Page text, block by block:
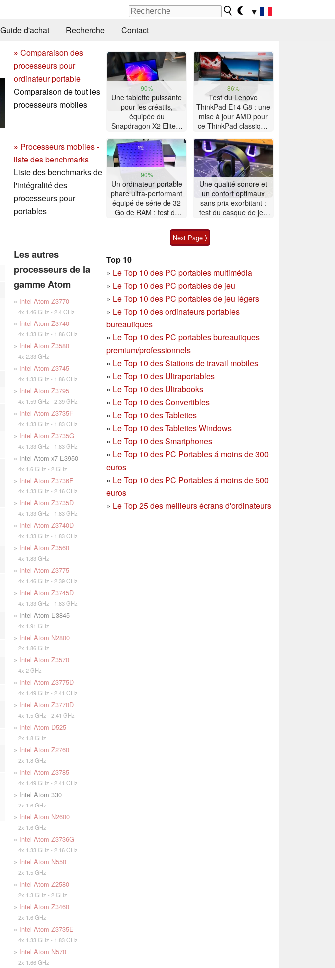
▼
Guide d'achat Recherche Contact
» Comparaison des
processeurs pour
ordinateur portable
Comparaison de tout les
processeurs mobiles
» Processeurs mobiles -
liste des benchmarks
Liste des benchmarks de
l'intégralité des
processeurs pour
portables
Les autres
processeurs de la
gamme Atom
» Intel Atom Z3770
4x 1.46 GHz - 2.4 GHz
» Intel Atom Z3740
4x 1.33 GHz - 1.86 GHz
» Intel Atom Z3580
4x 2.33 GHz
» Intel Atom Z3745
4x 1.33 GHz - 1.86 GHz
» Intel Atom Z3795
4x 1.59 GHz - 2.39 GHz
» Intel Atom Z3735F
4x 1.33 GHz - 1.83 GHz
» Intel Atom Z3735G
4x 1.33 GHz - 1.83 GHz
» Intel Atom x7-E3950
4x 1.6 GHz - 2 GHz
» Intel Atom Z3736F
4x 1.33 GHz - 2.16 GHz
» Intel Atom Z3735D
4x 1.33 GHz - 1.83 GHz
» Intel Atom Z3740D
4x 1.33 GHz - 1.83 GHz
» Intel Atom Z3560
4x 1.83 GHz
» Intel Atom Z3775
4x 1.46 GHz - 2.39 GHz
» Intel Atom Z3745D
4x 1.33 GHz - 1.83 GHz
» Intel Atom E3845
4x 1.91 GHz
» Intel Atom N2800
2x 1.86 GHz
» Intel Atom Z3570
4x 2 GHz
» Intel Atom Z3775D
4x 1.49 GHz - 2.41 GHz
» Intel Atom Z3770D
4x 1.5 GHz - 2.41 GHz
» Intel Atom D525
2x 1.8 GHz
» Intel Atom Z2760
2x 1.8 GHz
» Intel Atom Z3785
4x 1.49 GHz - 2.41 GHz
» Intel Atom 330
2x 1.6 GHz
» Intel Atom N2600
2x 1.6 GHz
» Intel Atom Z3736G
4x 1.33 GHz - 2.16 GHz
» Intel Atom N550
2x 1.5 GHz
» Intel Atom Z2580
2x 1.3 GHz - 2 GHz
» Intel Atom Z3460
2x 1.6 GHz
» Intel Atom Z3735E
4x 1.33 GHz - 1.83 GHz
» Intel Atom N570
2x 1.66 GHz
90%
Une tablette puissante
pour les créatifs,
équipée du
Snapdragon X2 Elite –
PZ14
86%
Test du Lenovo
ThinkPad E14 G8 : une
mise à jour AMD pour
ce ThinkPad classique
autonomie
90%
Un ordinateur portable
phare ultra-performant
équipé de série de 32
Go de RAM : test du
Une qualité sonore et
un confort optimaux
sans prix exorbitant :
test du casque de jeu
Next Page ⟩
Top 10
» Le Top 10 des PC portables multimédia
» Le Top 10 des PC portables de jeu
» Le Top 10 des PC portables de jeu légers
» Le Top 10 des ordinateurs portables
bureautiques
» Le Top 10 des PC portables bureautiques
premium/professionnels
» Le Top 10 des Stations de travail mobiles
» Le Top 10 des Ultraportables
» Le Top 10 des Ultrabooks
» Le Top 10 des Convertibles
» Le Top 10 des Tablettes
» Le Top 10 des Tablettes Windows
» Le Top 10 des Smartphones
» Le Top 10 des PC Portables á moins de 300
euros
» Le Top 10 des PC Portables á moins de 500
euros
» Le Top 25 des meilleurs écrans d'ordinateurs